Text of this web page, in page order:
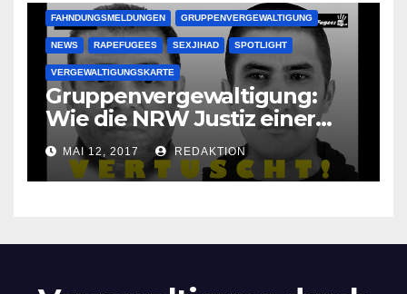
FAHNDUNGSMELDUNGEN GRUPPENVERGEWALTIGUNG
NEWS RAPEFUGEES SEXJIHAD SPOTLIGHT
VERGEWALTIGUNGSKARTE
Gruppenvergewaltigung:
Wie die NRW Justiz einer
Lokalzeitung verbietet diese
Bilder zu veröffentlichen
MAI 12, 2017 REDAKTION